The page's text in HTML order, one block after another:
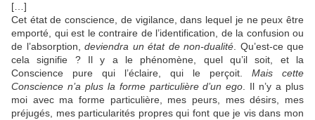
[…]
Cet état de conscience, de vigilance, dans lequel je ne peux être
emporté, qui est le contraire de l’identification, de la confusion ou
de l’absorption, deviendra un état de non-dualité . Qu’est-ce que
cela signifie ? Il y a le phénomène, quel qu’il soit, et la
Conscience pure qui l’éclaire, qui le perçoit. Mais cette
Conscience n’a plus la forme particulière d’un ego . Il n’y a plus
moi avec ma forme particulière, mes peurs, mes désirs, mes
préjugés, mes particularités propres qui font que je vis dans mon